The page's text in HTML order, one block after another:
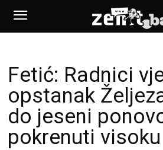
Fetić: Radnici
opstanak
do jeseni
pokrenuti